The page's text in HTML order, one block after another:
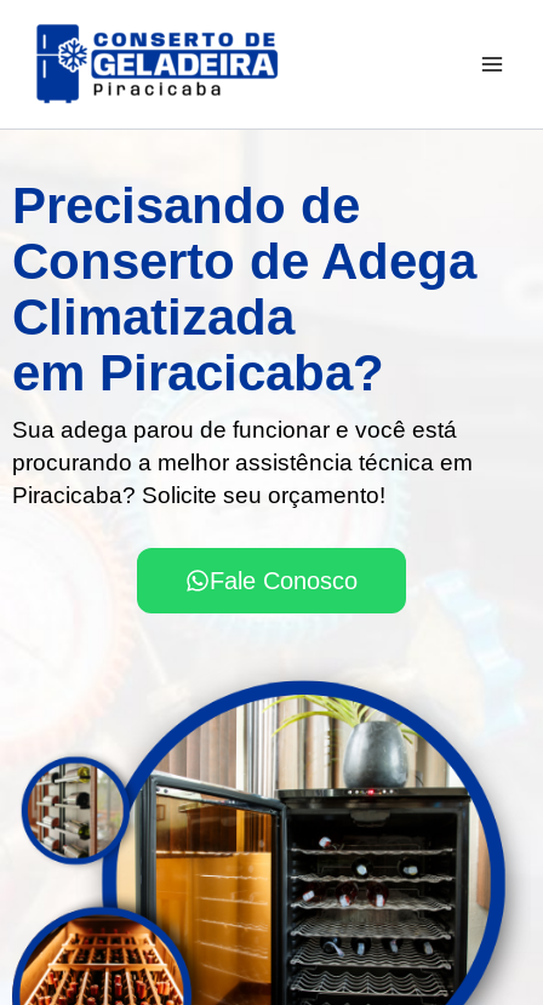
para
Precisando de
Conserto de Adega
Climatizada
em Piracicaba?
Sua adega parou de funcionar e você está
procurando a melhor assistência técnica em
Piracicaba? Solicite seu orçamento!
Fale Conosco